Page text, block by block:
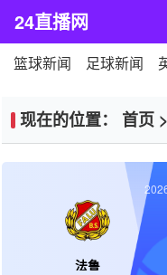
24直播网
篮球新闻 足球新闻
现在的位置： 首页 >
法鲁